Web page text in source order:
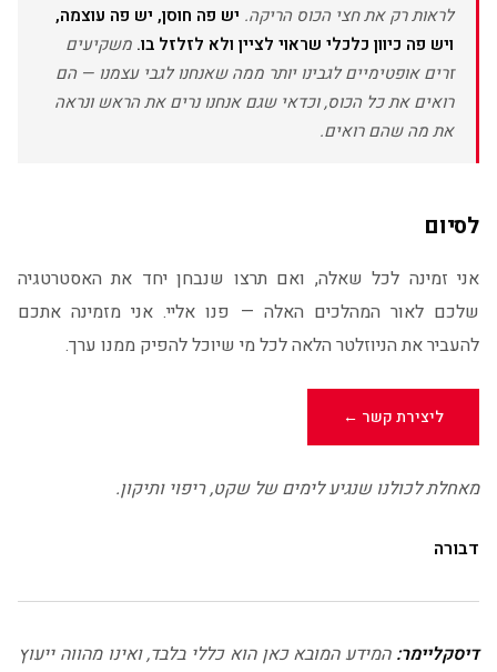
לראות רק את חצי הכוס הריקה. יש פה חוסן, יש פה עוצמה,
ויש פה כיוון כלכלי שראוי לציין ולא לזלזל בו. משקיעים
זרים אופטימיים לגבינו יותר ממה שאנחנו לגבי עצמנו — הם
רואים את כל הכוס, וכדאי שגם אנחנו נרים את הראש ונראה
את מה שהם רואים.
לסיום
אני זמינה לכל שאלה, ואם תרצו שנבחן יחד את האסטרטגיה
שלכם לאור המהלכים האלה — פנו אליי. אני מזמינה אתכם
להעביר את הניוזלטר הלאה לכל מי שיוכל להפיק ממנו ערך.
ליצירת קשר ←
מאחלת לכולנו שנגיע לימים של שקט, ריפוי ותיקון.
דבורה
דיסקליימר: המידע המובא כאן הוא כללי בלבד, ואינו מהווה ייעוץ